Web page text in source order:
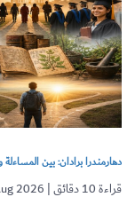
دهارمندرا برادان: بين المساءلة
07 Aug 2026 | قراءة 10 دقائق